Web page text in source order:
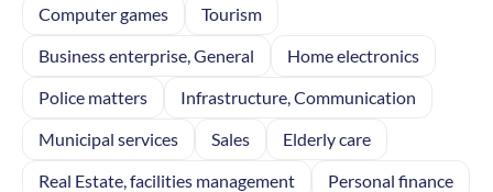
Computer games
Tourism
Business enterprise, General
Home electronics
Police matters
Infrastructure, Communication
Municipal services
Sales
Elderly care
Real Estate, facilities management
Personal finance